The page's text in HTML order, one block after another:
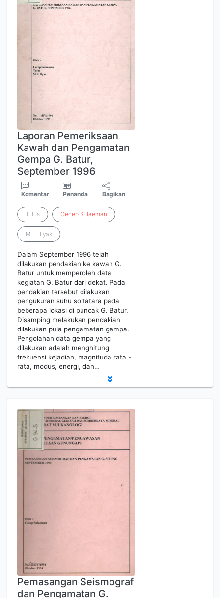
Laporan Pemeriksaan
Kawah dan Pengamatan
Gempa G. Batur,
September 1996
Komentar Penanda Bagikan
Tulus Cecep Sulaeman
M. E. Ilyas
Dalam September 1996 telah
dilakukan pendakian ke kawah G.
Batur untuk memperoleh data
kegiatan G. Batur dari dekat. Pada
pendakian tersebut dilakukan
pengukuran suhu solfatara pada
beberapa lokasi di puncak G. Batur.
Disamping melakukan pendakian
dilakukan pula pengamatan gempa.
Pengolahan data gempa yang
dilakukan adalah menghitung
frekuensi kejadian, magnituda rata -
rata, modus, energi, dan…
Pemasangan Seismograf
dan Pengamatan G.